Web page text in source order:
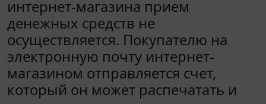
интернет-магазина прием
денежных средств не
осуществляется. Покупателю на
электронную почту интернет-
магазином отправляется счет,
который он может распечатать и